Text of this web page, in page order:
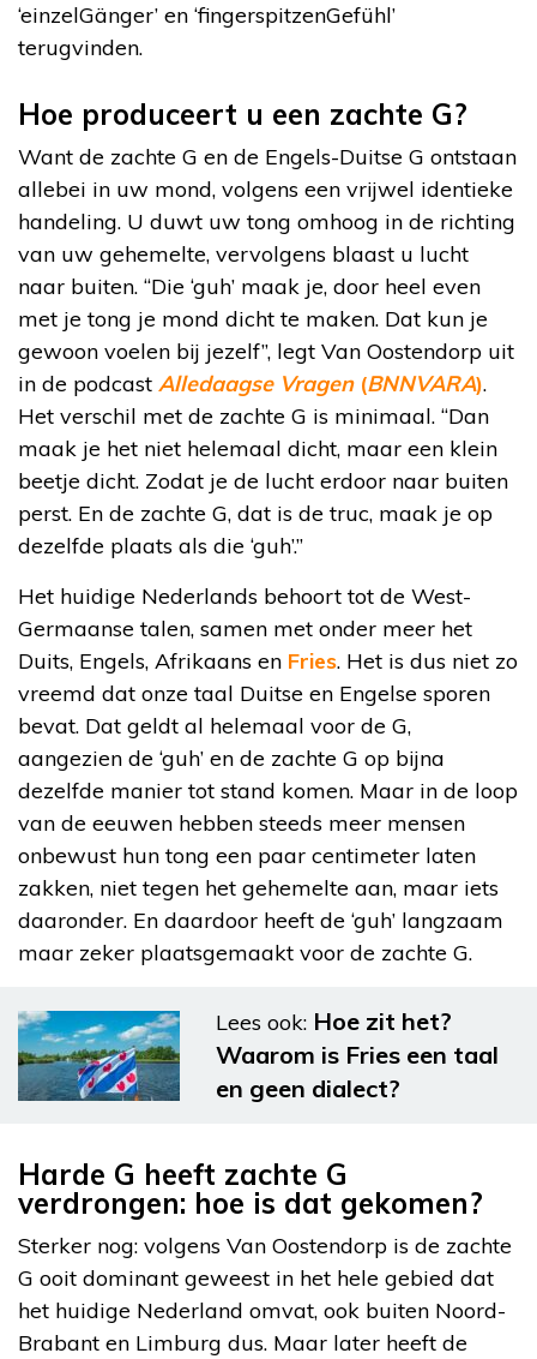
‘einzelGänger’ en ‘fingerspitzenGefühl’
terugvinden.
Hoe produceert u een zachte G?
Want de zachte G en de Engels-Duitse G ontstaan
allebei in uw mond, volgens een vrijwel identieke
handeling. U duwt uw tong omhoog in de richting
van uw gehemelte, vervolgens blaast u lucht
naar buiten. “Die ‘guh’ maak je, door heel even
met je tong je mond dicht te maken. Dat kun je
gewoon voelen bij jezelf”, legt Van Oostendorp uit
in de podcast Alledaagse Vragen(BNNVARA).
Het verschil met de zachte G is minimaal. “Dan
maak je het niet helemaal dicht, maar een klein
beetje dicht. Zodat je de lucht erdoor naar buiten
perst. En de zachte G, dat is de truc, maak je op
dezelfde plaats als die ‘guh’.”
Het huidige Nederlands behoort tot de West-
Germaanse talen, samen met onder meer het
Duits, Engels, Afrikaans en Fries. Het is dus niet zo
vreemd dat onze taal Duitse en Engelse sporen
bevat. Dat geldt al helemaal voor de G,
aangezien de ‘guh’ en de zachte G op bijna
dezelfde manier tot stand komen. Maar in de loop
van de eeuwen hebben steeds meer mensen
onbewust hun tong een paar centimeter laten
zakken, niet tegen het gehemelte aan, maar iets
daaronder. En daardoor heeft de ‘guh’ langzaam
maar zeker plaatsgemaakt voor de zachte G.
Lees ook: Hoe zit het?
Waarom is Fries een taal
en geen dialect?
Harde G heeft zachte G
verdrongen: hoe is dat gekomen?
Sterker nog: volgens Van Oostendorp is de zachte
G ooit dominant geweest in het hele gebied dat
het huidige Nederland omvat, ook buiten Noord-
Brabant en Limburg dus. Maar later heeft de